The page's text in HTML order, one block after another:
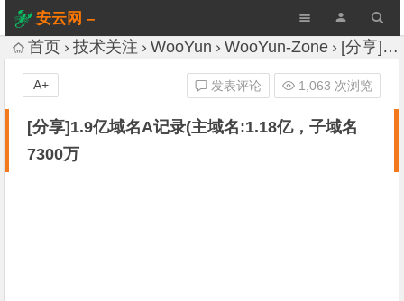
安云网 –
AnYun.ORG
首页 技术关注 WooYun WooYun-Zone [分享]1.9亿域名A记录(主域名:1.18亿，子域名7300万
[分享]1.9亿域名A记录(主域名:1.18亿，子域名
7300万
发表评论 1,063 次浏览
A+